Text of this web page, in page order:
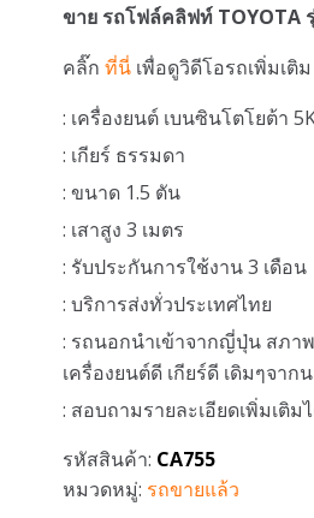
ขาย รถโฟล์คลิฟท์ TOYOTA
คลิ๊กที่นี่ เพื่อดูวิดีโอรถเพิ่มเติม
: เครื่องยนต์ เบนซินโตโยต้า
: เกียร์ ธรรมดา
: ขนาด 1.5 ตัน
: เสาสูง 3 เมตร
: รับประกันการใช้งาน 3 เดือน
: บริการส่งทั่วประเทศไทย
: รถนอกนำเข้าจากญี่ปุ่น สภา
เครื่องยนต์ดี เกียร์ดี เดิมๆจาก
: สอบถามรายละเอียดเพิ่มเติ
รหัสสินค้า: CA755
หมวดหมู่: รถขายแล้ว